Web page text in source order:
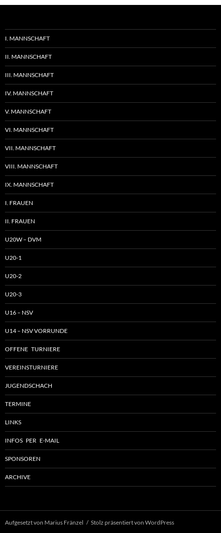
I. MANNSCHAFT
II. MANNSCHAFT
III. MANNSCHAFT
IV. MANNSCHAFT
V. MANNSCHAFT
VI. MANNSCHAFT
VII. MANNSCHAFT
VIII. MANNSCHAFT
IX. MANNSCHAFT
I. FRAUEN
II. FRAUEN
U20W – DVM
U20-1
U20-2
U20-3
U16 – NSV
U14 – NSV VORRUNDE
OFFENE TURNIERE
VEREINSTURNIERE
JUGENDSCHACH
TERMINE
LINKS
INFOS PER E-MAIL
SPONSOREN
ARCHIVE
Aufgesetzt von Marius Fränzel Stolz präsentiert von WordPress